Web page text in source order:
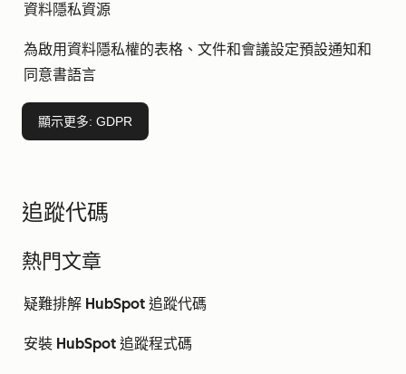
資料隱私資源
為啟用資料隱私權的表格、文件和會議設定預設通知和
同意書語言
顯示更多: GDPR
追蹤代碼
熱門文章
疑難排解 HubSpot 追蹤代碼
安裝 HubSpot 追蹤程式碼